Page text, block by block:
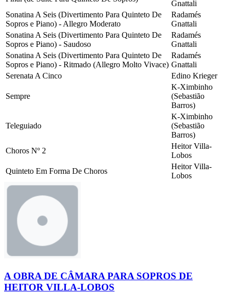
Gnattali
Sonatina A Seis (Divertimento Para Quinteto De
Sopros e Piano) - Allegro Moderato
Radamés
Gnattali
Sonatina A Seis (Divertimento Para Quinteto De
Sopros e Piano) - Saudoso
Radamés
Gnattali
Sonatina A Seis (Divertimento Para Quinteto De
Sopros e Piano) - Ritmado (Allegro Molto Vivace)
Radamés
Gnattali
Serenata A Cinco
Edino Krieger
Sempre
K-Ximbinho
(Sebastião
Barros)
Teleguiado
K-Ximbinho
(Sebastião
Barros)
Choros Nº 2
Heitor Villa-
Lobos
Quinteto Em Forma De Choros
Heitor Villa-
Lobos
A OBRA DE CÂMARA PARA SOPROS DE
HEITOR VILLA-LOBOS